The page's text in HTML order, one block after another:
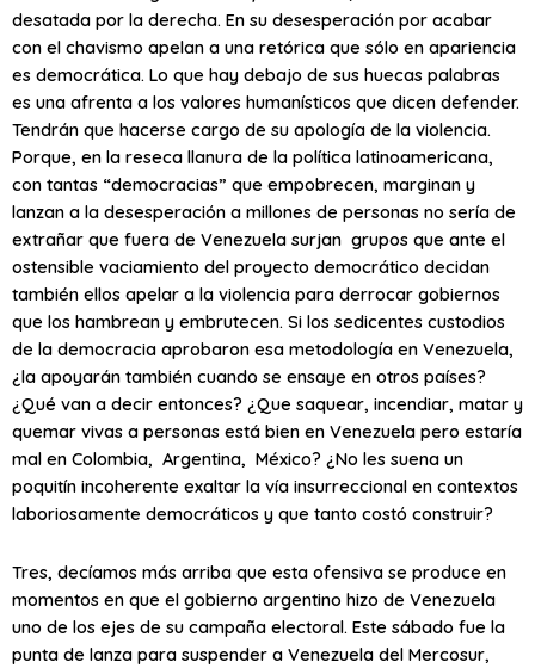
desatada por la derecha. En su desesperación por acabar
con el chavismo apelan a una retórica que sólo en apariencia
es democrática. Lo que hay debajo de sus huecas palabras
es una afrenta a los valores humanísticos que dicen defender.
Tendrán que hacerse cargo de su apología de la violencia.
Porque, en la reseca llanura de la política latinoamericana,
con tantas “democracias” que empobrecen, marginan y
lanzan a la desesperación a millones de personas no sería de
extrañar que fuera de Venezuela surjan grupos que ante el
ostensible vaciamiento del proyecto democrático decidan
también ellos apelar a la violencia para derrocar gobiernos
que los hambrean y embrutecen. Si los sedicentes custodios
de la democracia aprobaron esa metodología en Venezuela,
¿la apoyarán también cuando se ensaye en otros países?
¿Qué van a decir entonces? ¿Que saquear, incendiar, matar y
quemar vivas a personas está bien en Venezuela pero estaría
mal en Colombia, Argentina, México? ¿No les suena un
poquitín incoherente exaltar la vía insurreccional en contextos
laboriosamente democráticos y que tanto costó construir?
Tres, decíamos más arriba que esta ofensiva se produce en
momentos en que el gobierno argentino hizo de Venezuela
uno de los ejes de su campaña electoral. Este sábado fue la
punta de lanza para suspender a Venezuela del Mercosur,